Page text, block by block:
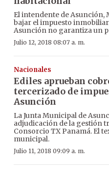
El intendente de Asunción,
bajar el impuesto
Asunción no garantiza un
Julio 12, 2018 08:07 a. m.
Nacionales
Ediles aprueban
tercerizado de
Asunción
La Junta Municipal de
adjudicación de la gestión
Consorcio TX Panamá. El
municipal.
Julio 11, 2018 09:09 a. m.